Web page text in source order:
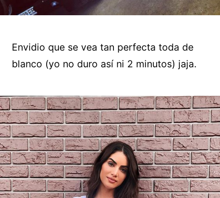
Envidio que se vea tan perfecta toda de
blanco (yo no duro así ni 2 minutos) jaja.